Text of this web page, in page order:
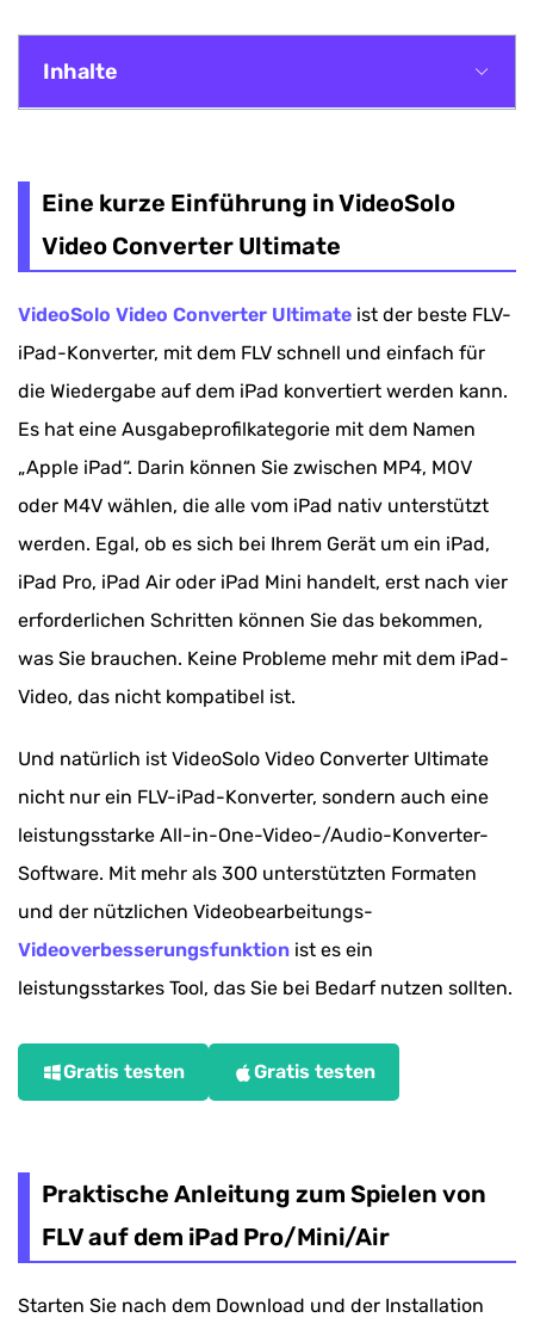
Inhalte
Praktische Anleitung zum Spielen von FLV auf
dem iPad Pro/Mini/Air
Eine kurze Einführung in VideoSolo
Video Converter Ultimate
VideoSolo Video Converter Ultimate ist der beste FLV-
iPad-Konverter, mit dem FLV schnell und einfach für
die Wiedergabe auf dem iPad konvertiert werden kann.
Es hat eine Ausgabeprofilkategorie mit dem Namen
„Apple iPad“. Darin können Sie zwischen MP4, MOV
oder M4V wählen, die alle vom iPad nativ unterstützt
werden. Egal, ob es sich bei Ihrem Gerät um ein iPad,
iPad Pro, iPad Air oder iPad Mini handelt, erst nach vier
erforderlichen Schritten können Sie das bekommen,
was Sie brauchen. Keine Probleme mehr mit dem iPad-
Video, das nicht kompatibel ist.
Und natürlich ist VideoSolo Video Converter Ultimate
nicht nur ein FLV-iPad-Konverter, sondern auch eine
leistungsstarke All-in-One-Video-/Audio-Konverter-
Software. Mit mehr als 300 unterstützten Formaten
und der nützlichen Videobearbeitungs-
Videoverbesserungsfunktion ist es ein
leistungsstarkes Tool, das Sie bei Bedarf nutzen sollten.
Gratis testen Gratis testen
Praktische Anleitung zum Spielen von
FLV auf dem iPad Pro/Mini/Air
Starten Sie nach dem Download und der Installation